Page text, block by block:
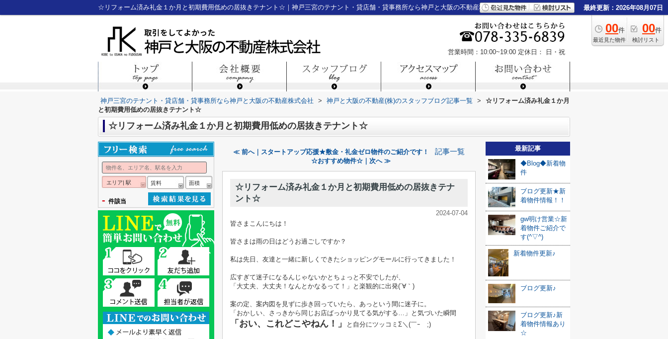
☆リフォーム済み礼金１か月と初期費用低めの居抜きテナント☆｜神戸三宮のテナント・貸店舗・貸事務所なら神戸と大阪の不動産株式会社 最終更新：2026年08月07日
00件
最近見た物件
00件
検討リスト
営業時間：10:00~19:00 定休日： 日・祝
神戸三宮のテナント・貸店舗・貸事務所なら神戸と大阪の不動産株式会社 > 神戸と大阪の不動産(株)のスタッフブログ記事一覧 >
☆リフォーム済み礼金１か月
と初期費用低めの居抜きテナント☆
☆リフォーム済み礼金１か月と初期費用低めの居抜きテナント☆
≪ 前へ｜スタートアップ応援★敷金・礼金ゼロ物件のご紹介です！ 記事一覧
☆おすすめ物件☆｜次へ ≫
☆リフォーム済み礼金１か月と初期費用低めの居抜きテナ
ント☆
2024-07-04
皆さまこんにちは！
皆さまは雨の日はどうお過ごしですか？
私は先日、友達と一緒に新しくできたショッピングモールに行ってきました！
広すぎて迷子になるんじゃないかとちょっと不安でしたが、
「大丈夫、大丈夫！なんとかなるって！」と楽観的に出発(´∀｀)
案の定、案内図を見ずに歩き回っていたら、あっという間に迷子に。
「おかしい、さっきから同じお店ばっかり見てる気がする…」と気づいた瞬間
「おい、これどこやねん！」 と自分にツッコミΣ＼(￣ｰ￣;)
最新記事
◆Blog◆新着物
件
ブログ更新★新
着物件情報！！
gw明け営業☆新
着物件ご紹介で
す(^▽^)
新着物件更新♪
ブログ更新♪
ブログ更新♪新
着物件情報あり
☆
エリア| 駅 賃料 面積
- 件該当